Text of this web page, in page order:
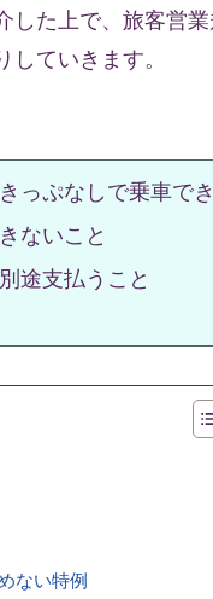
した上で、旅客営
ていきます。
っぷなしで乗車で
ないこと
途支払うこと
ない特例